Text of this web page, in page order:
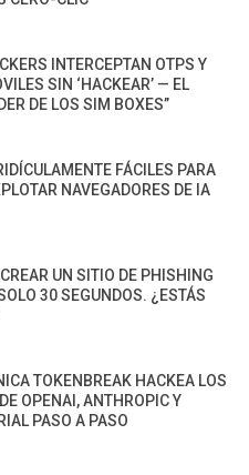
INTERCEPTAN OTPS Y
SIN ‘HACKEAR’ — EL
DE LOS SIM BOXES”
FÁCILES PARA
NAVEGADORES DE IA
UN SITIO DE PHISHING
30 SEGUNDOS. ¿ESTÁS
TOKENBREAK HACKEA LOS
OPENAI, ANTHROPIC Y
PASO A PASO